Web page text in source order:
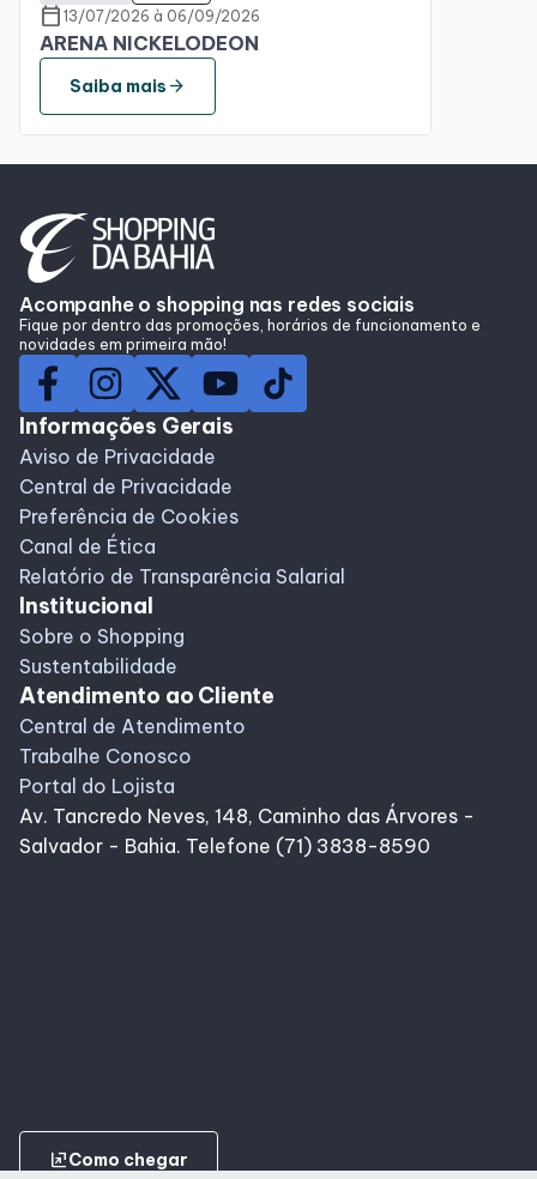
ARENA NICKELODEON
calendar_today 13/07/2026 à 06/09/2026
Saiba mais arrow_forward
Acompanhe o shopping nas redes sociais
Fique por dentro das promoções, horários de funcionamento e
novidades em primeira mão!
Informações Gerais
Aviso de Privacidade
Central de Privacidade
Preferência de Cookies
Canal de Ética
Relatório de Transparência Salarial
Institucional
Sobre o Shopping
Sustentabilidade
Atendimento ao Cliente
Central de Atendimento
Trabalhe Conosco
Portal do Lojista
Av. Tancredo Neves, 148, Caminho das Árvores -
Salvador - Bahia. Telefone (71) 3838-8590
ungroupComo chegar